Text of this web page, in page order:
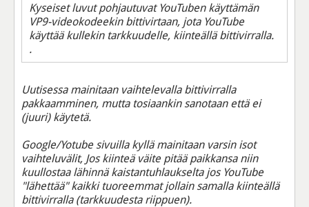
Kyseiset luvut pohjautuvat YouTuben käyttämän
VP9-videokodeekin bittivirtaan, jota YouTube
käyttää kullekin tarkkuudelle, kiinteällä bittivirralla.
.
Uutisessa mainitaan vaihtelevalla bittivirralla
pakkaamminen, mutta tosiaankin sanotaan että ei
(juuri) käytetä.
Google/Yotube sivuilla kyllä mainitaan varsin isot
vaihteluvälit, Jos kiinteä väite pitää paikkansa niin
kuullostaa lähinnä kaistantuhlaukselta jos YouTube
"lähettää" kaikki tuoreemmat jollain samalla kiinteällä
bittivirralla (tarkkuudesta riippuen).